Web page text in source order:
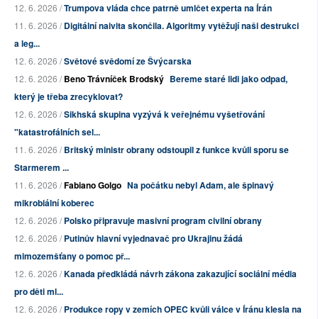
12. 6. 2026 /Trumpova vláda chce patrně umlčet experta na Írán
11. 6. 2026 /Digitální naivita skončila. Algoritmy vytěžují naši destrukci
a leg...
12. 6. 2026 /Světové svědomí ze Švýcarska
12. 6. 2026 /Beno Trávníček Brodský Bereme staré lidi jako odpad,
který je třeba zrecyklovat?
12. 6. 2026 /Sikhská skupina vyzývá k veřejnému vyšetřování
"katastrofálních sel...
11. 6. 2026 /Britský ministr obrany odstoupil z funkce kvůli sporu se
Starmerem ...
11. 6. 2026 /Fabiano Golgo Na počátku nebyl Adam, ale špinavý
mikrobiální koberec
12. 6. 2026 /Polsko připravuje masivní program civilní obrany
12. 6. 2026 /Putinův hlavní vyjednavač pro Ukrajinu žádá
mimozemšťany o pomoc př...
12. 6. 2026 /Kanada předkládá návrh zákona zakazující sociální média
pro děti ml...
12. 6. 2026 /Produkce ropy v zemích OPEC kvůli válce v Íránu klesla na